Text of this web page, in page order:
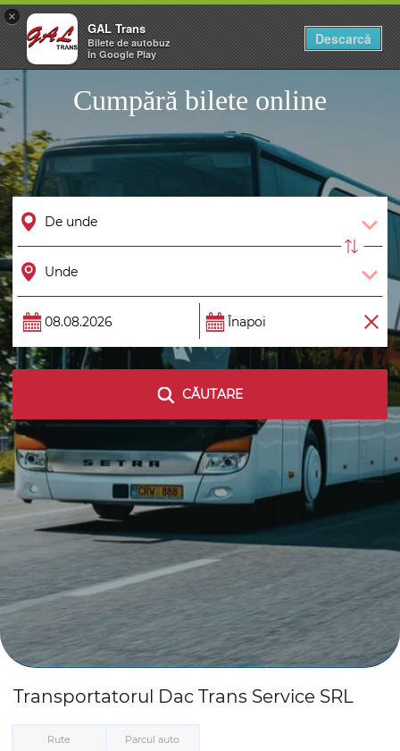
Cumpără bilete online
CĂUTARE
Transportatorul Dac Trans Service SRL
Rute Parcul auto
×
GAL Trans
Bilete de autobuz
În Google Play
Descarcă